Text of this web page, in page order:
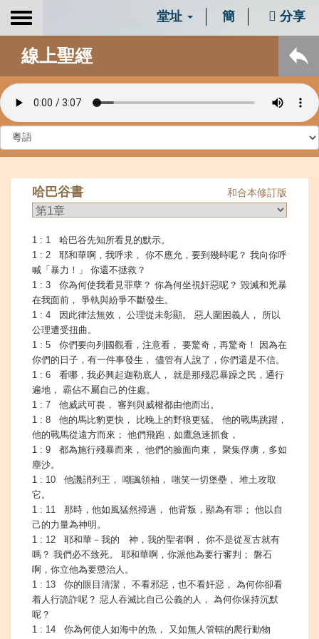
Toggle
堂址 簡 分享
線上聖經
哈巴谷書 和合本修訂版
1 : 1 哈巴谷先知所看見的默示。
1 : 2 耶和華啊，我呼求， 你不應允，要到幾時呢？ 我向你呼
喊「暴力！」 你還不拯救？
1 : 3 你為何使我看見罪孽？ 你為何坐視奸惡呢？ 毀滅和兇暴
在我面前， 爭執與紛爭不斷發生。
1 : 4 因此律法無效， 公理從未彰顯。 惡人圍困義人， 所以
公理遭受扭曲。
1 : 5 你們要向列國觀看，注意看， 要驚奇，再驚奇！ 因為在
你們的日子，有一件事發生， 儘管有人說了，你們還是不信。
1 : 6 看哪，我必興起迦勒底人， 就是那殘忍暴躁之民，通行
遍地， 霸佔不屬自己的住處。
1 : 7 他威武可畏， 審判與威權都由他而出。
1 : 8 他的馬比豹更快， 比晚上的野狼更猛。 他的戰馬跳躍，
他的戰馬從遠方而來； 他們飛跑，如鷹急速抓食，
1 : 9 都為施行殘暴而來， 他們的臉面向東， 聚集俘虜，多如
塵沙。
1 : 10 他譏誚列王， 嘲諷領袖， 嗤笑一切堡壘， 堆土攻取
它。
1 : 11 那時，他如風猛然掃過， 他背叛，顯為有罪； 他以自
己的力量為神明。
1 : 12 耶和華－我的 神，我的聖者啊， 你不是從亙古就有
嗎？ 我們必不致死。 耶和華啊，你派他為要行審判； 磐石
啊，你立他為要懲治人。
1 : 13 你的眼目清潔， 不看邪惡，也不看奸惡， 為何你卻看
着人行詭詐呢？ 惡人吞滅比自己公義的人， 為何你保持沉默
呢？
1 : 14 你為何使人如海中的魚， 又如無人管轄的爬行動物